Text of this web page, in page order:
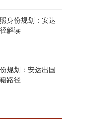
身份规划：安达
解读
规划：安达出国
路径